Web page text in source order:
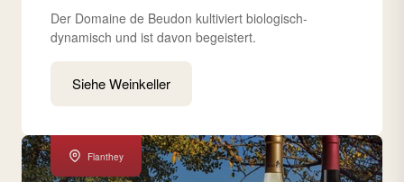
Der Domaine de Beudon kultiviert biologisch-
dynamisch und ist davon begeistert.
Siehe Weinkeller
Flanthey